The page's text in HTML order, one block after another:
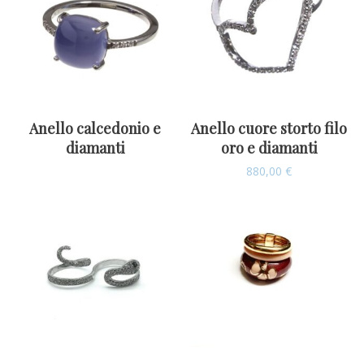
Anello calcedonio e
diamanti
Anello cuore storto filo
oro e diamanti
880,00 €